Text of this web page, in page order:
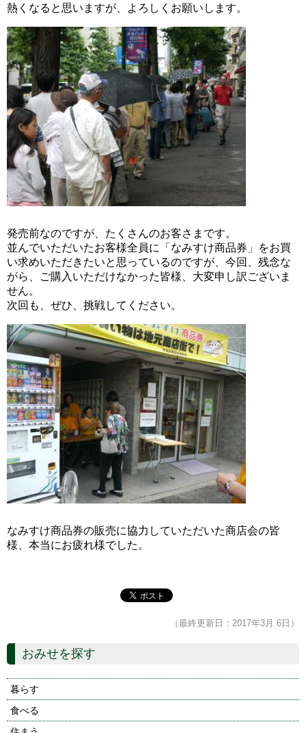
熱くなると思いますが、よろしくお願いします。
発売前なのですが、たくさんのお客さまです。
並んでいただいたお客様全員に「なみすけ商品券」をお買
い求めいただきたいと思っているのですが、今回、残念な
がら、ご購入いただけなかった皆様、大変申し訳ございま
せん。
次回も、ぜひ、挑戦してください。
なみすけ商品券の販売に協力していただいた商店会の皆
様、本当にお疲れ様でした。
（最終更新日：2017年3月 6日）
おみせを探す
暮らす
食べる